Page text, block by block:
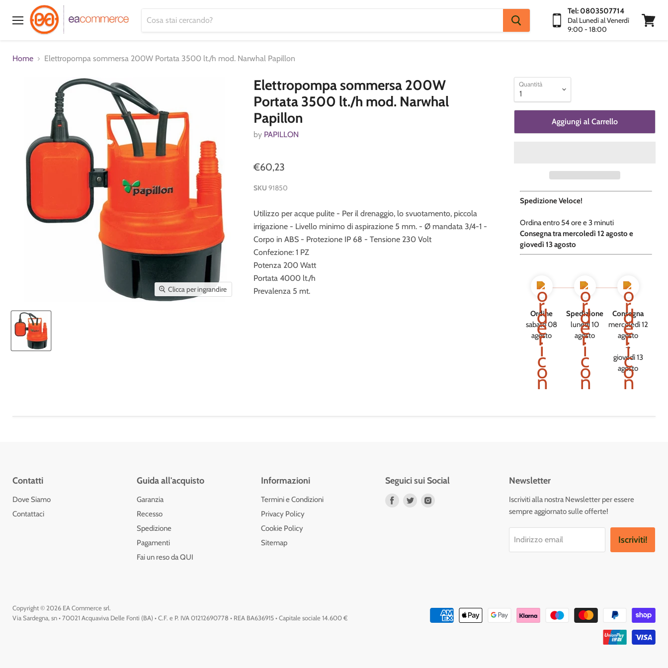
Menu
Tel: 0803507714
Dal Lunedì al Venerdì
9:00 - 18:00
Home Elettropompa sommersa 200W Portata 3500 lt./h mod. Narwhal Papillon
Clicca per ingrandire
Elettropompa sommersa 200W
Portata 3500 lt./h mod. Narwhal
Papillon
by PAPILLON
€60,23
SKU 91850
Utilizzo per acque pulite - Per il drenaggio, lo svuotamento, piccola
irrigazione - Livello minimo di aspirazione 5 mm. - Ø mandata 3/4-1 -
Corpo in ABS - Protezione IP 68 - Tensione 230 Volt
Confezione: 1 PZ
Potenza 200 Watt
Portata 4000 lt./h
Prevalenza 5 mt.
Quantità
Aggiungi al Carrello
Spedizione Veloce!
Ordina entro 54 ore e3 minuti
​Consegna tra mercoledì 12 agosto e
giovedì 13 agosto
Ordine
sabato 08
agosto
Spedizione
lunedì 10
agosto
Consegna
mercoledì 12
agosto
→
giovedì 13
agosto
Contatti
Dove Siamo
Contattaci
Guida all'acquisto
Garanzia
Recesso
Spedizione
Pagamenti
Fai un reso da QUI
Informazioni
Termini e Condizioni
Privacy Policy
Cookie Policy
Sitemap
Seguici sui Social
Trovaci Trovaci
Newsletter
Iscriviti alla nostra Newsletter per essere
sempre aggiornato sulle offerte!
Indirizzo email Iscriviti!
Copyright © 2026 EA Commerce srl.
Via Sardegna, sn • 70021 Acquaviva Delle Fonti (BA) • C.F. e P. IVA 01212690778 • REA BA636915 • Capitale sociale 14.600 €